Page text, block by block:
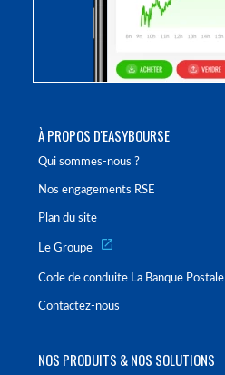
À PROPOS D'EASYBOURSE
Qui sommes-nous ?
Nos engagements RSE
Plan du site
Le Groupe
Code de conduite La Banque Postale
Contactez-nous
NOS PRODUITS & NOS SOLUTIONS